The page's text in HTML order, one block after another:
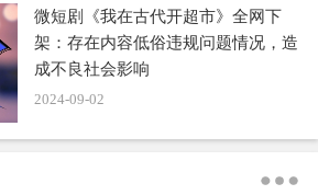
，赚足了热度。
微短剧《我在古代开超市》全网下
架：存在内容低俗违规问题情况，造
成不良社会影响
2024-09-02